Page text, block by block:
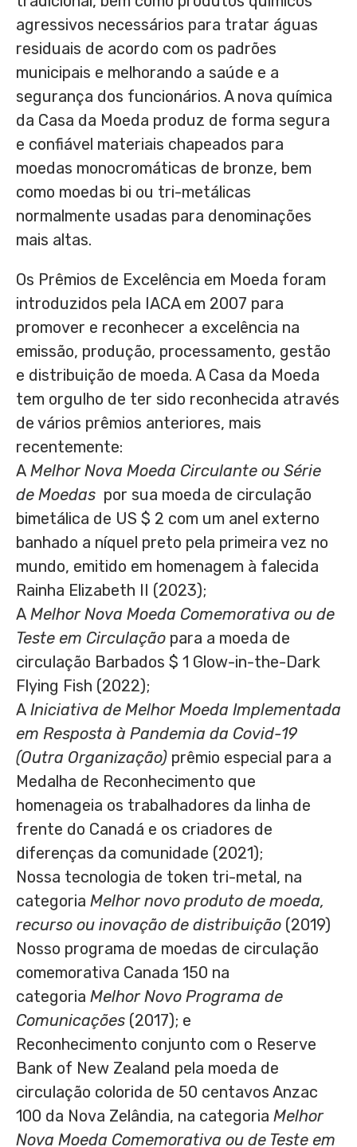
agressivos necessários para tratar águas
residuais de acordo com os padrões
municipais e melhorando a saúde e a
segurança dos funcionários. A nova química
da Casa da Moeda produz de forma segura
e confiável materiais chapeados para
moedas monocromáticas de bronze, bem
como moedas bi ou tri-metálicas
normalmente usadas para denominações
mais altas.
Os Prêmios de Excelência em Moeda foram
introduzidos pela IACA em 2007 para
promover e reconhecer a excelência na
emissão, produção, processamento, gestão
e distribuição de moeda. A Casa da Moeda
tem orgulho de ter sido reconhecida através
de vários prêmios anteriores, mais
recentemente:
A Melhor Nova Moeda Circulante ou Série
de Moedas por sua moeda de circulação
bimetálica de US $ 2 com um anel externo
banhado a níquel preto pela primeira vez no
mundo, emitido em homenagem à falecida
Rainha Elizabeth II (2023);
A Melhor Nova Moeda Comemorativa ou de
Teste em Circulação para a moeda de
circulação Barbados $ 1 Glow-in-the-Dark
Flying Fish (2022);
A Iniciativa de Melhor Moeda Implementada
em Resposta à Pandemia da Covid-19
(Outra Organização) prêmio especial para a
Medalha de Reconhecimento que
homenageia os trabalhadores da linha de
frente do Canadá e os criadores de
diferenças da comunidade (2021);
Nossa tecnologia de token tri-metal, na
categoria Melhor novo produto de moeda,
recurso ou inovação de distribuição (2019)
Nosso programa de moedas de circulação
comemorativa Canada 150 na
categoria Melhor Novo Programa de
Comunicações (2017); e
Reconhecimento conjunto com o Reserve
Bank of New Zealand pela moeda de
circulação colorida de 50 centavos Anzac
100 da Nova Zelândia, na categoria Melhor
Nova Moeda Comemorativa ou de Teste em